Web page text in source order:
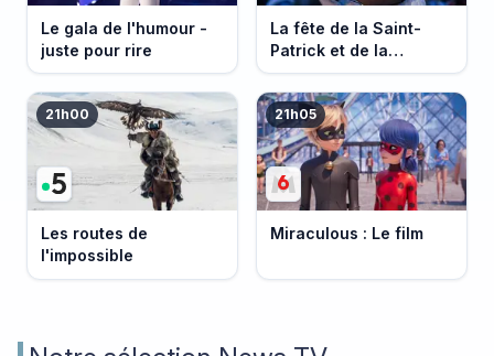
Le gala de l'humour -
juste pour rire
La fête de la Saint-
Patrick et de la
Bretagne
21h00
Les routes de
l'impossible
21h05
Miraculous : Le film